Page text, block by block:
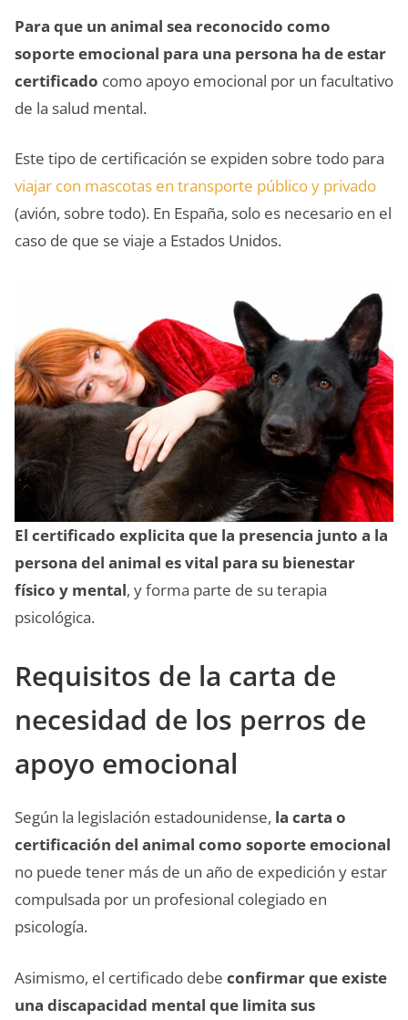
Para que un animal sea reconocido como
soporte emocional para una persona ha de estar
certificado como apoyo emocional por un facultativo
de la salud mental.
Este tipo de certificación se expiden sobre todo para
viajar con mascotas en transporte público y privado
(avión, sobre todo). En España, solo es necesario en el
caso de que se viaje a Estados Unidos.
El certificado explicita que la presencia junto a la
persona del animal es vital para su bienestar
físico y mental, y forma parte de su terapia
psicológica.
Requisitos de la carta de
necesidad de los perros de
apoyo emocional
Según la legislación estadounidense, la carta o
certificación del animal como soporte emocional
no puede tener más de un año de expedición y estar
compulsada por un profesional colegiado en
psicología.
Asimismo, el certificado debe confirmar que existe
una discapacidad mental que limita sus